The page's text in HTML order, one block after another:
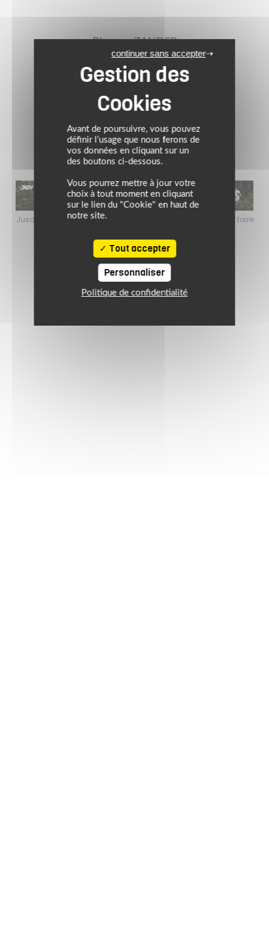
Blouson ZANDER
209.99 €
Noir
Jusqu’au 24 août 2026, profitez de l’ambiance estivale pour faire
Avant de poursuivre, vous pouvez
définir l’usage que nous ferons de
vos données en cliquant sur un
des boutons ci-dessous.
Vous pourrez mettre à jour votre
choix à tout moment en cliquant
sur le lien du "Cookie" en haut de
notre site.
Tout accepter
continuer sans accepter
Personnaliser
Politique de confidentialité